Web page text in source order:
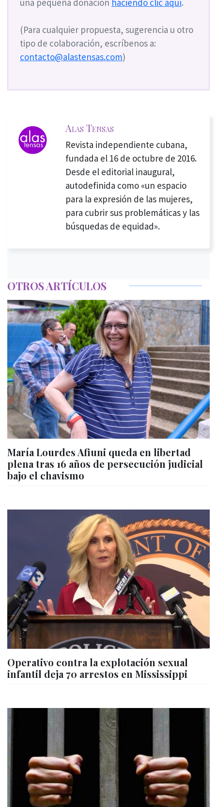
(Para cualquier propuesta, sugerencia u otro
tipo de colaboración, escríbenos a:
contacto@alastensas.com)
Alas Tensas
Revista independiente cubana,
fundada el 16 de octubre de 2016.
Desde el editorial inaugural,
autodefinida como «un espacio
para la expresión de las mujeres,
para cubrir sus problemáticas y las
búsquedas de equidad».
OTROS ARTÍCULOS
María Lourdes Afiuni queda en libertad
plena tras 16 años de persecución judicial
bajo el chavismo
Operativo contra la explotación sexual
infantil deja 70 arrestos en Mississippi